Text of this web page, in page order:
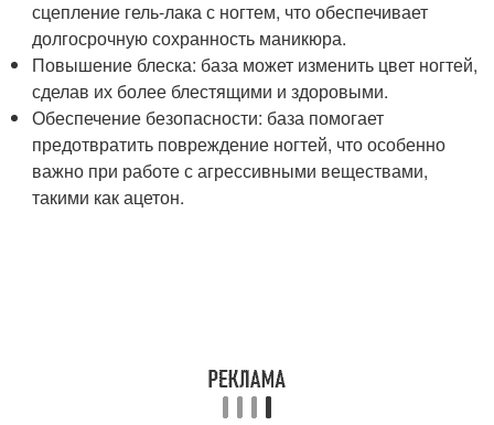
сцепление гель-лака с ногтем, что обеспечивает
долгосрочную сохранность маникюра.
Повышение блеска: база может изменить цвет ногтей,
сделав их более блестящими и здоровыми.
Обеспечение безопасности: база помогает
предотвратить повреждение ногтей, что особенно
важно при работе с агрессивными веществами,
такими как ацетон.